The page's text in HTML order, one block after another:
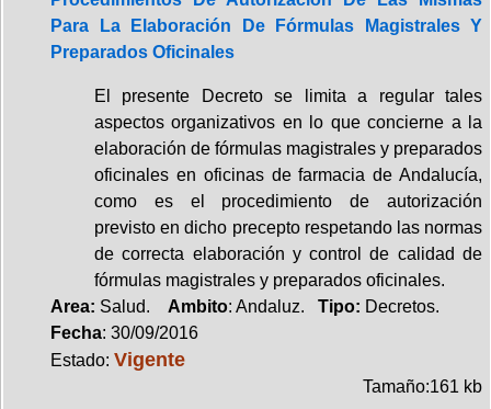
Para La Elaboración De Fórmulas Magistrales Y
Preparados Oficinales
El presente Decreto se limita a regular tales
aspectos organizativos en lo que concierne a la
elaboración de fórmulas magistrales y preparados
oficinales en oficinas de farmacia de Andalucía,
como es el procedimiento de autorización
previsto en dicho precepto respetando las normas
de correcta elaboración y control de calidad de
fórmulas magistrales y preparados oficinales.
Area: Salud. Ambito: Andaluz. Tipo: Decretos.
Fecha: 30/09/2016
Estado: Vigente
Tamaño:161 kb